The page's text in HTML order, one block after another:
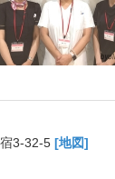
3-32-5 [地図]